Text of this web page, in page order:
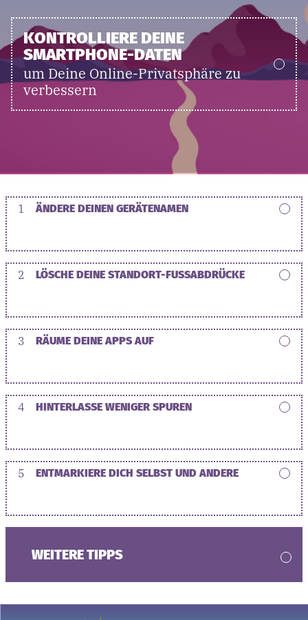
KONTROLLIERE DEINE
SMARTPHONE-DATEN
um Deine Online-Privatsphäre zu
verbessern
1 ÄNDERE DEINEN GERÄTENAMEN
2 LÖSCHE DEINE STANDORT-FUSSABDRÜCKE
3 RÄUME DEINE APPS AUF
4 HINTERLASSE WENIGER SPUREN
5 ENTMARKIERE DICH SELBST UND ANDERE
WEITERE TIPPS